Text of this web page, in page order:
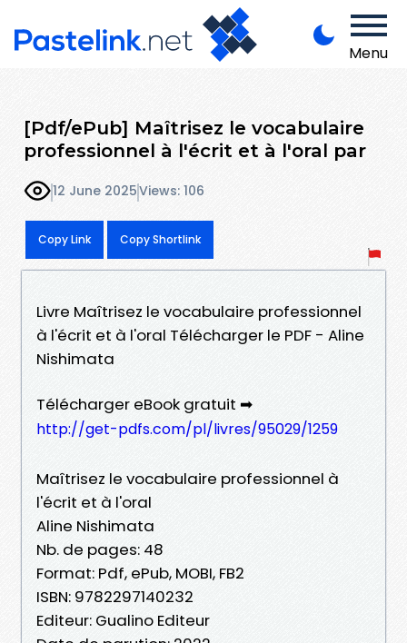
Menu
[Pdf/ePub] Maîtrisez le vocabulaire
professionnel à l'écrit et à l'oral par
12 June 2025Views: 106
Copy Link Copy Shortlink
Livre Maîtrisez le vocabulaire professionnel
à l'écrit et à l'oral Télécharger le PDF - Aline
Nishimata
Télécharger eBook gratuit ➡
http://get-pdfs.com/pl/livres/95029/1259
Maîtrisez le vocabulaire professionnel à
l'écrit et à l'oral
Aline Nishimata
Nb. de pages: 48
Format: Pdf, ePub, MOBI, FB2
ISBN: 9782297140232
Editeur: Gualino Editeur